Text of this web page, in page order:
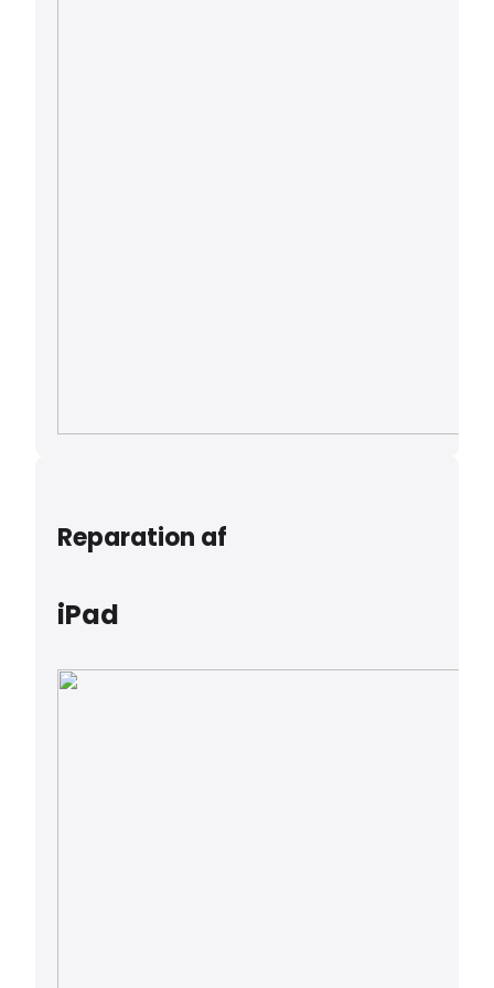
Reparation af
iPad